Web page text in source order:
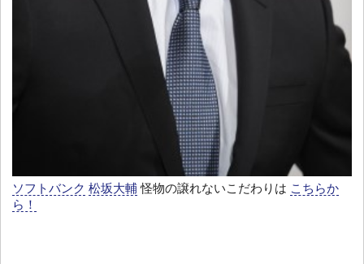
ソフトバンク 松坂大輔怪物の譲れないこだわりは こちらか
ら！